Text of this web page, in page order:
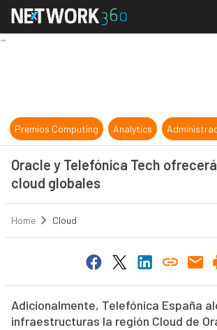
Oracle y
Premios Computing Analytics
Oracle y Telefónica Tech
cloud globales
Home Cloud
Adicionalmente, Telefónica España
infraestructuras la región Cloud de